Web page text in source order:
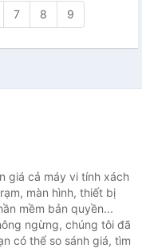
7 8 9
giá cả máy vi tính xách
màn hình, thiết bị
mềm bản quyền...
ngừng, chúng tôi đã
có thể so sánh giá, tìm